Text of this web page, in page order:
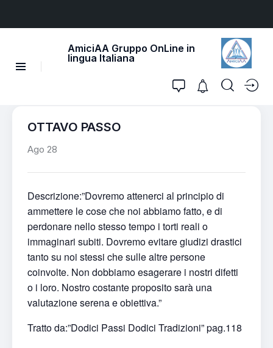
AmiciAA Gruppo OnLine in
lingua Italiana
OTTAVO PASSO
Ago 28
Descrizione:”Dovremo attenerci al principio di
ammettere le cose che noi abbiamo fatto, e di
perdonare nello stesso tempo i torti reali o
immaginari subiti. Dovremo evitare giudizi drastici
tanto su noi stessi che sulle altre persone
coinvolte. Non dobbiamo esagerare i nostri difetti
o i loro. Nostro costante proposito sarà una
valutazione serena e obiettiva.”
Tratto da:”Dodici Passi Dodici Tradizioni” pag.118